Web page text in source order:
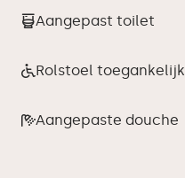
Aangepast toilet
Rolstoel toegankelijk
Aangepaste douche